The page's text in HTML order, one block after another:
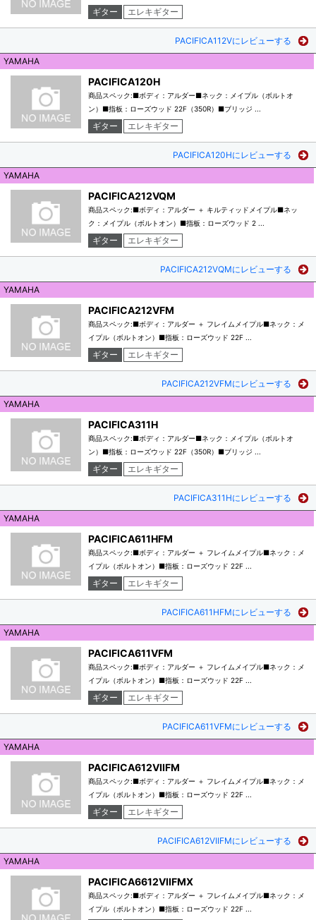
ギター エレキギター
PACIFICA112Vにレビューする
YAMAHA
PACIFICA120H
商品スペック:■ボディ：アルダー■ネック：メイプル（ボルトオ
ン）■指板：ローズウッド 22F（350R）■ブリッジ ...
ギター エレキギター
PACIFICA120Hにレビューする
YAMAHA
PACIFICA212VQM
商品スペック:■ボディ：アルダー ＋ キルティッドメイプル■ネッ
ク：メイプル（ボルトオン）■指板：ローズウッド 2 ...
ギター エレキギター
PACIFICA212VQMにレビューする
YAMAHA
PACIFICA212VFM
商品スペック:■ボディ：アルダー ＋ フレイムメイプル■ネック：メ
イプル（ボルトオン）■指板：ローズウッド 22F ...
ギター エレキギター
PACIFICA212VFMにレビューする
YAMAHA
PACIFICA311H
商品スペック:■ボディ：アルダー■ネック：メイプル（ボルトオ
ン）■指板：ローズウッド 22F（350R）■ブリッジ ...
ギター エレキギター
PACIFICA311Hにレビューする
YAMAHA
PACIFICA611HFM
商品スペック:■ボディ：アルダー ＋ フレイムメイプル■ネック：メ
イプル（ボルトオン）■指板：ローズウッド 22F ...
ギター エレキギター
PACIFICA611HFMにレビューする
YAMAHA
PACIFICA611VFM
商品スペック:■ボディ：アルダー ＋ フレイムメイプル■ネック：メ
イプル（ボルトオン）■指板：ローズウッド 22F ...
ギター エレキギター
PACIFICA611VFMにレビューする
YAMAHA
PACIFICA612VIIFM
商品スペック:■ボディ：アルダー ＋ フレイムメイプル■ネック：メ
イプル（ボルトオン）■指板：ローズウッド 22F ...
ギター エレキギター
PACIFICA612VIIFMにレビューする
YAMAHA
PACIFICA6612VIIFMX
商品スペック:■ボディ：アルダー ＋ フレイムメイプル■ネック：メ
イプル（ボルトオン）■指板：ローズウッド 22F ...